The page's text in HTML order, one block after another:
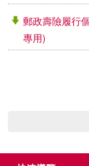
郵政壽險履行
專用)